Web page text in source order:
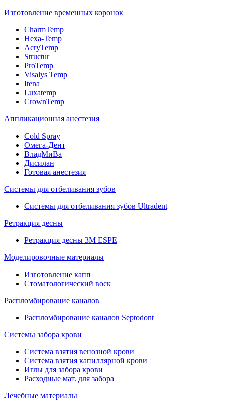
Изготовление временных коронок
CharmTemp
Hexa-Temp
AcryTemp
Structur
ProTemp
Visalys Temp
Itena
Luxatemp
CrownTemp
Аппликационная анестезия
Cold Spray
Омега-Дент
ВладМиВа
Дисилан
Готовая анестезия
Системы для отбеливания зубов
Системы для отбеливания зубов Ultradent
Ретракция десны
Ретракция десны 3M ESPE
Моделировочные материалы
Изготовление капп
Стоматологический воск
Распломбирование каналов
Распломбирование каналов Septodont
Системы забора крови
Система взятия венозной крови
Система взятия капиллярной крови
Иглы для забора крови
Расходные мат. для забора
Лечебные материалы